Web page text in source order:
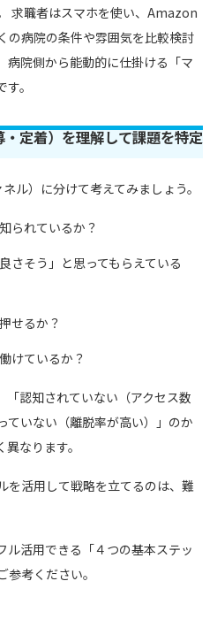
求職者はスマホを使い、Amazon
の病院の条件や雰囲気を比較検討
病院側から能動的に仕掛ける「マ
。
定着）を理解して課題を特定
ル）に分けて考えてみましょう。
られているか？
さそう」と思ってもらえている
せるか？
けているか？
「認知されていない（アクセス数
ていない（離脱率が高い）」のか
なります。
を活用して戦略を立てるのは、難
ル活用できる「４つの基本ステッ
考ください。